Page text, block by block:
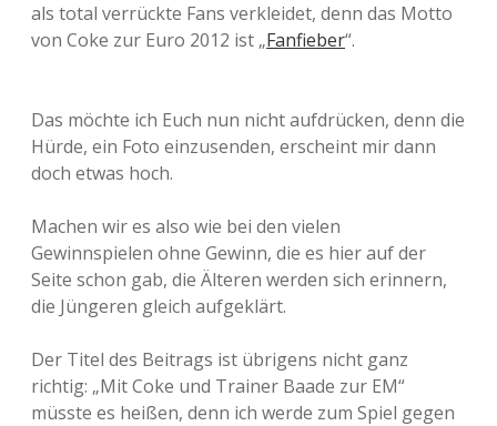
als total verrückte Fans verkleidet, denn das Motto
von Coke zur Euro 2012 ist „Fanfieber“.
Das möchte ich Euch nun nicht aufdrücken, denn die
Hürde, ein Foto einzusenden, erscheint mir dann
doch etwas hoch.
Machen wir es also wie bei den vielen
Gewinnspielen ohne Gewinn, die es hier auf der
Seite schon gab, die Älteren werden sich erinnern,
die Jüngeren gleich aufgeklärt.
Der Titel des Beitrags ist übrigens nicht ganz
richtig: „Mit Coke und Trainer Baade zur EM“
müsste es heißen, denn ich werde zum Spiel gegen